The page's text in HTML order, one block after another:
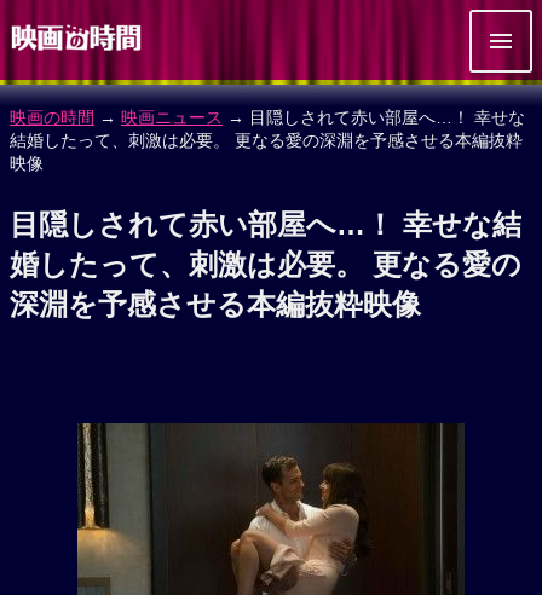
映画の時間 → 映画ニュース → 目隠しされて赤い部屋へ…！ 幸せな
結婚したって、刺激は必要。 更なる愛の深淵を予感させる本編抜粋
映像
目隠しされて赤い部屋へ…！ 幸せな結
婚したって、刺激は必要。 更なる愛の
深淵を予感させる本編抜粋映像